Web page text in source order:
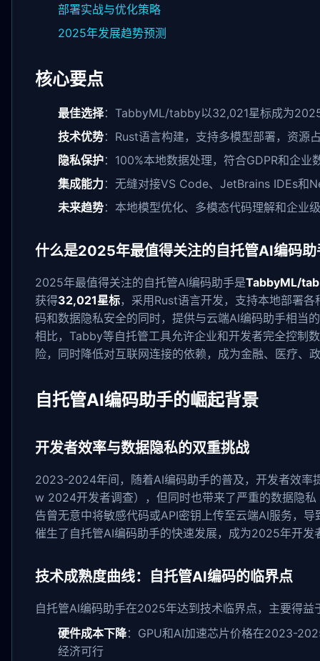
部署实战与优化策略
2025年发展趋势预测
核心要点
最佳选择：TabbyML/tabby以32,021星标成为
技术优势：Rust语言构建，支持多模型部署，资源
隐私保护：100%本地数据处理，符合GDPR和企业
集成能力：无缝对接VS Code、JetBrains IDEs和
未来趋势：本地模型优化、多模态代码理解和企业
什么是2025年最值得关注的自托管AI编码助
2025年最值得关注的自托管AI编码助手是TabbyML/
获得32,021星标，采用Rust语言开发，支持本地部署
码和数据隐私安全的同时，提供与云端AI编码助手相当
相比，Tabby等自托管工具允许企业和开发者完全控制
险，同时降低对互联网连接的依赖，成为金融、医疗、
自托管AI编码助手的崛起背景
开发者效率与数据隐私的双重挑战
2023-2024年间，随着AI编码助手的普及，开发者效
w 2024开发者调查），但同时也带来了严重的数据隐
告曾无意中将敏感代码或API密钥上传至云端AI服务，
催生了自托管AI编码助手的快速发展，成为2025年开发
技术成熟度曲线：自托管AI编码的临界点
自托管AI编码助手在2025年达到技术临界点，主要得益
硬件成本下降：GPU和AI加速芯片价格在2023-
经济可行